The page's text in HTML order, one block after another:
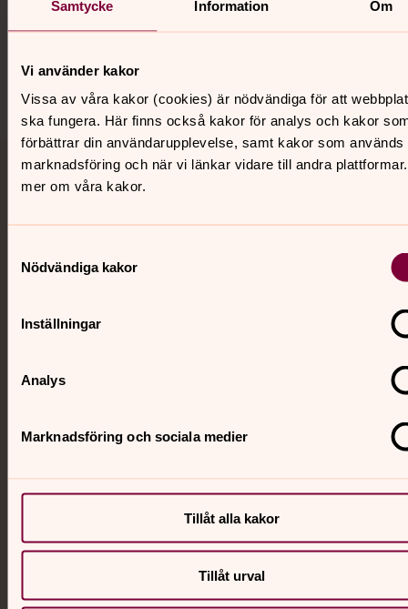
Samtycke Information Om
Vi använder kakor
Vissa av våra kakor (cookies) är nödvändiga för att
ska fungera. Här finns också kakor för analys och kakor
förbättrar din användarupplevelse, samt kakor som används
marknadsföring och när vi länkar vidare till andra
mer om våra kakor.
Nödvändiga kakor
Inställningar
Analys
Marknadsföring och sociala medier
Tillåt alla kakor
Tillåt urval
Sociala kanaler
Jourhavande präst
Akut samtals- och krisstöd. Prata eller chatta anonymt
Digitalt brev
Svenska kyrkan
Hitta församling
Bli medlem
Organisation
Press – nationell nivå